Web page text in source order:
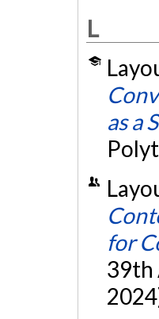
L
as a
for
39th